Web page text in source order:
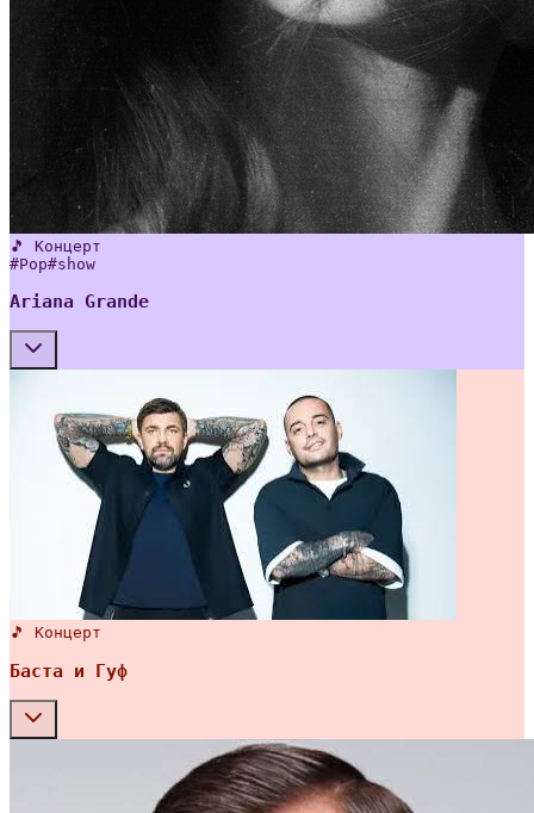
🎵 Концерт
#Pop#show
Ariana Grande
🎵 Концерт
Баста и Гуф